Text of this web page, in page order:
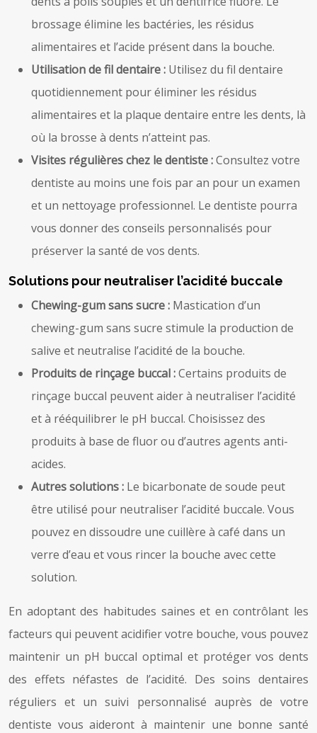
brossage élimine les bactéries, les résidus
alimentaires et l’acide présent dans la bouche.
Utilisation de fil dentaire : Utilisez du fil dentaire
quotidiennement pour éliminer les résidus
alimentaires et la plaque dentaire entre les dents, là
où la brosse à dents n’atteint pas.
Visites régulières chez le dentiste :Consultez votre
dentiste au moins une fois par an pour un examen
et un nettoyage professionnel. Le dentiste pourra
vous donner des conseils personnalisés pour
préserver la santé de vos dents.
Solutions pour neutraliser l’acidité buccale
Chewing-gum sans sucre : Mastication d’un
chewing-gum sans sucre stimule la production de
salive et neutralise l’acidité de la bouche.
Produits de rinçage buccal :Certains produits de
rinçage buccal peuvent aider à neutraliser l’acidité
et à rééquilibrer le pH buccal. Choisissez des
produits à base de fluor ou d’autres agents anti-
acides.
Autres solutions : Le bicarbonate de soude peut
être utilisé pour neutraliser l’acidité buccale. Vous
pouvez en dissoudre une cuillère à café dans un
verre d’eau et vous rincer la bouche avec cette
solution.
En adoptant des habitudes saines et en contrôlant les
facteurs qui peuvent acidifier votre bouche, vous pouvez
maintenir un pH buccal optimal et protéger vos dents
des effets néfastes de l’acidité. Des soins dentaires
réguliers et un suivi personnalisé auprès de votre
dentiste vous aideront à maintenir une bonne santé